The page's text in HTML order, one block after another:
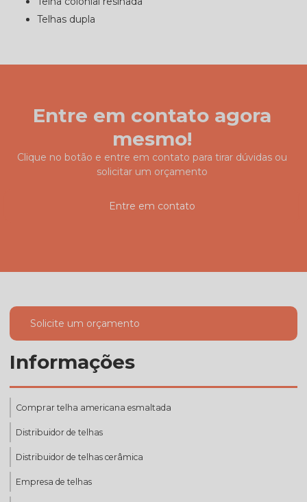
telhas dupla
Entre em contato agora
mesmo!
Clique no botão e entre em contato para tirar dúvidas ou
solicitar um orçamento
Entre em contato
Solicite um orçamento
Informações
Comprar telha americana esmaltada
Distribuidor de telhas
Distribuidor de telhas cerâmica
Empresa de telhas